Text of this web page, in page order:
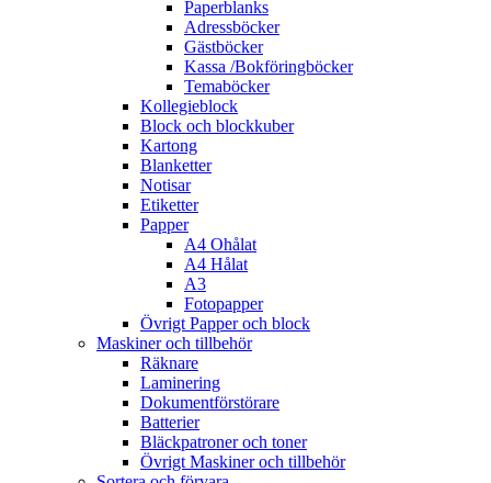
Paperblanks
Adressböcker
Gästböcker
Kassa /Bokföringböcker
Temaböcker
Kollegieblock
Block och blockkuber
Kartong
Blanketter
Notisar
Etiketter
Papper
A4 Ohålat
A4 Hålat
A3
Fotopapper
Övrigt Papper och block
Maskiner och tillbehör
Räknare
Laminering
Dokumentförstörare
Batterier
Bläckpatroner och toner
Övrigt Maskiner och tillbehör